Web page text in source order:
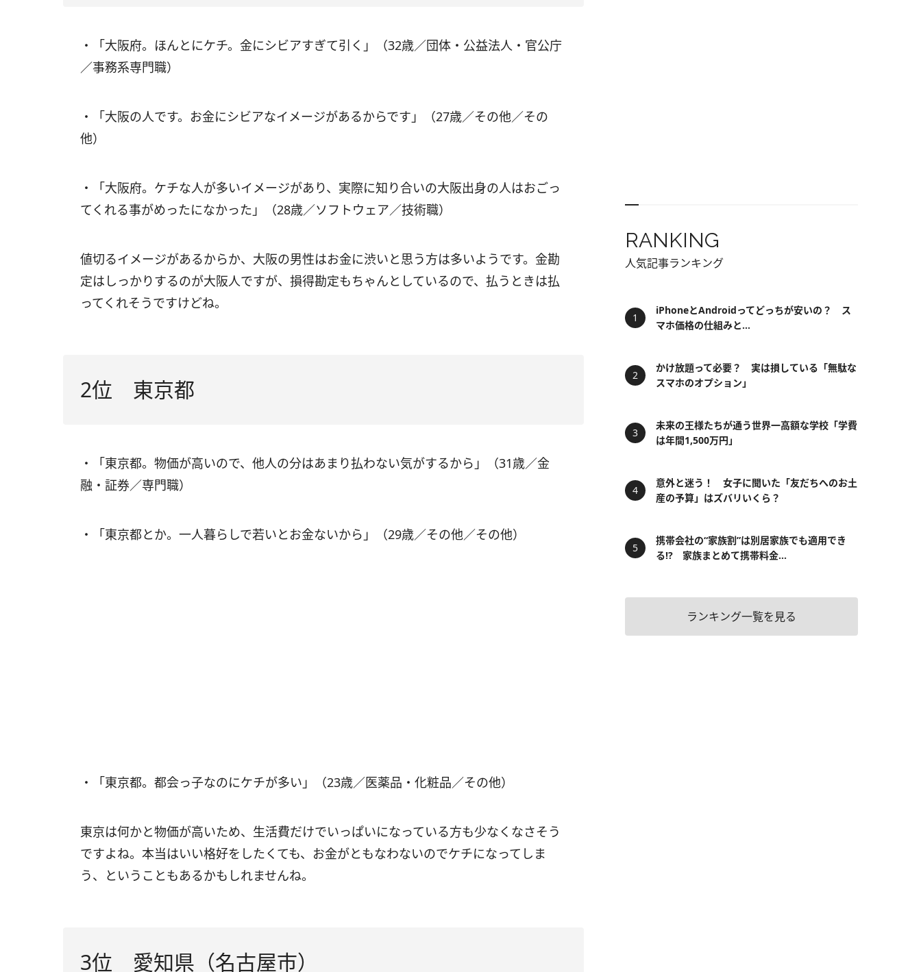
・「大阪府。ほんとにケチ。金にシビアすぎて引く」（32歳／団体・公益法人・官公庁
／事務系専門職）
・「大阪の人です。お金にシビアなイメージがあるからです」（27歳／その他／その
他）
・「大阪府。ケチな人が多いイメージがあり、実際に知り合いの大阪出身の人はおごっ
てくれる事がめったになかった」（28歳／ソフトウェア／技術職）
値切るイメージがあるからか、大阪の男性はお金に渋いと思う方は多いようです。金勘
定はしっかりするのが大阪人ですが、損得勘定もちゃんとしているので、払うときは払
ってくれそうですけどね。
2位 東京都
・「東京都。物価が高いので、他人の分はあまり払わない気がするから」（31歳／金
融・証券／専門職）
・「東京都とか。一人暮らしで若いとお金ないから」（29歳／その他／その他）
・「東京都。都会っ子なのにケチが多い」（23歳／医薬品・化粧品／その他）
東京は何かと物価が高いため、生活費だけでいっぱいになっている方も少なくなさそう
ですよね。本当はいい格好をしたくても、お金がともなわないのでケチになってしま
う、ということもあるかもしれませんね。
3位 愛知県（名古屋市）
RANKING
人気記事ランキング
iPhoneとAndroidってどっちが安いの？ ス
マホ価格の仕組みと...
かけ放題って必要？ 実は損している「無駄な
スマホのオプション」
未来の王様たちが通う世界一高額な学校「学費
は年間1,500万円」
意外と迷う！ 女子に聞いた「友だちへのお土
産の予算」はズバリいくら？
携帯会社の“家族割”は別居家族でも適用でき
る!? 家族まとめて携帯料金...
ランキング一覧を見る